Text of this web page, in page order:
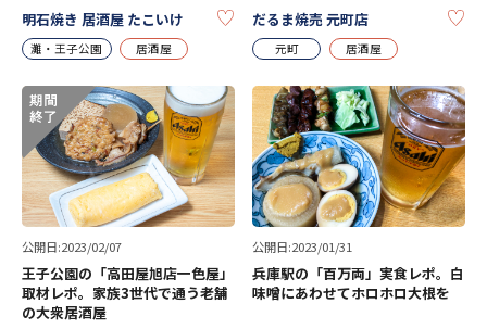
明石焼き 居酒屋 たこいけ
KEEP
灘・王子公園 居酒屋
だるま焼売 元町店
元町 居酒屋
公開日:2023/02/07
王子公園の「高田屋旭店一色屋」
取材レポ。家族3世代で通う老舗
の大衆居酒屋
公開日:2023/01/31
兵庫駅の「百万両」実食レポ。白
味噌にあわせてホロホロ大根を